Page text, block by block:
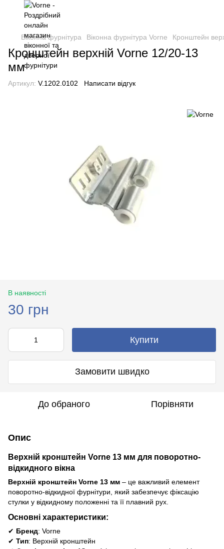
Віконна фурнітура Віконна фурнітура Vorne Кронштейн
Кронштейн верхній Vorne 12/20-13
мм
Артикул: V.1202.0102 Написати відгук
В наявності
30 грн
Купити
Замовити швидко
До обраного Порівняти
Опис
Верхній кронштейн Vorne 13 мм для поворотно-
відкидного вікна
Верхній кронштейн Vorne 13 мм – це важливий елемент
поворотно-відкидної фурнітури, який забезпечує фіксацію
стулки у відкидному положенні та її плавний рух.
Основні характеристики:
✔ Бренд: Vorne
✔ Тип: Верхній кронштейн